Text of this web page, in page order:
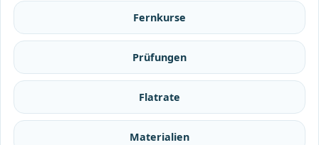
Fernkurse
Prüfungen
Flatrate
Materialien